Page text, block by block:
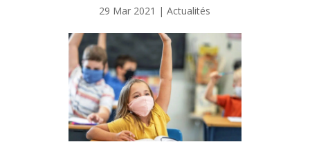
29 Mar 2021 |Actualités